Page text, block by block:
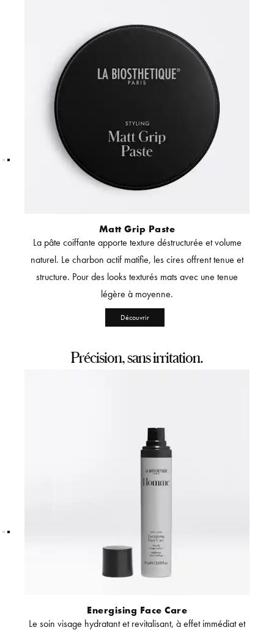
Matt Grip Paste
La pâte coiffante apporte texture déstructurée et volume
naturel. Le charbon actif matifie, les cires offrent tenue et
structure. Pour des looks texturés mats avec une tenue
légère à moyenne.
Découvrir
Précision, sans irritation.
Energising Face Care
Le soin visage hydratant et revitalisant, à effet immédiat et